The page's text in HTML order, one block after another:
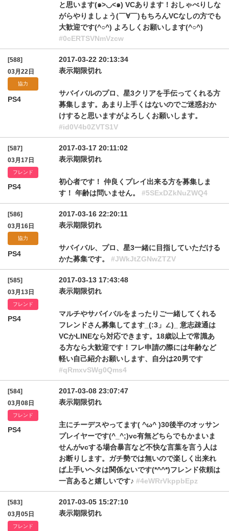
と思います(๑>◡<๑) VCあります！おしゃべりしな
がらやりましょう(￣∀￣)もちろんVCなしの方でも
大歓迎です(^○^) よろしくお願いします(^○^)
#0cERTSVNmVzcw
[588]
03月22日
協力
PS4
2017-03-22 20:13:34
表示期限切れ
サバイバルのプロ、星3クリアを手伝ってくれる方
募集します。あまり上手くはないのでご迷惑おか
けすると思いますがよろしくお願いします。
#id0V4b0ZVTS1V
[587]
03月17日
フレンド
PS4
2017-03-17 20:11:02
表示期限切れ
初心者です！ 仲良くプレイ出来る方を募集しま
す！ 年齢は問いません。 #5SExDZkNuZWQ4
[586]
03月16日
協力
PS4
2017-03-16 22:20:11
表示期限切れ
サバイバル、プロ、星3一緒に目指していただける
かた募集です。 #JWkJtZGNwZTZV
[585]
03月13日
フレンド
PS4
2017-03-13 17:43:48
表示期限切れ
マルチやサバイバルをまったりご一緒してくれる
フレンドさん募集してます_(:3」∠)_ 意志疎通は
VCかLINEなら対応できます。18歳以上で常識あ
る方なら大歓迎です！フレ申請の際には年齢など
軽い自己紹介お願いします、自分は20男です
#qRmxvSWg0Qms4
[584]
03月08日
フレンド
PS4
2017-03-08 23:07:47
表示期限切れ
主にチーデスやってます( ^ω^ )30後半のオッサン
プレイヤーです(^_^;)vc有無どちらでもかまいま
せんがvcする場合暴言など不快な言葉を言う人は
お断りします。ガチ勢では無いので楽しく出来れ
ば上手いヘタは関係ないです(*^^*)フレンド依頼は
一言あると嬉しいです♪ #4eWRrVkppbEpz
[583]
03月05日
フレンド
2017-03-05 15:27:10
表示期限切れ